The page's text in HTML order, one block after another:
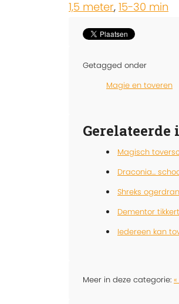
1,5 meter, 15-30 min
Getagged onder
Magie en toveren
Gerelateerde
Magisch
Draconia...
Shreks
Dementor
Iedereen kan
Meer in deze categorie: